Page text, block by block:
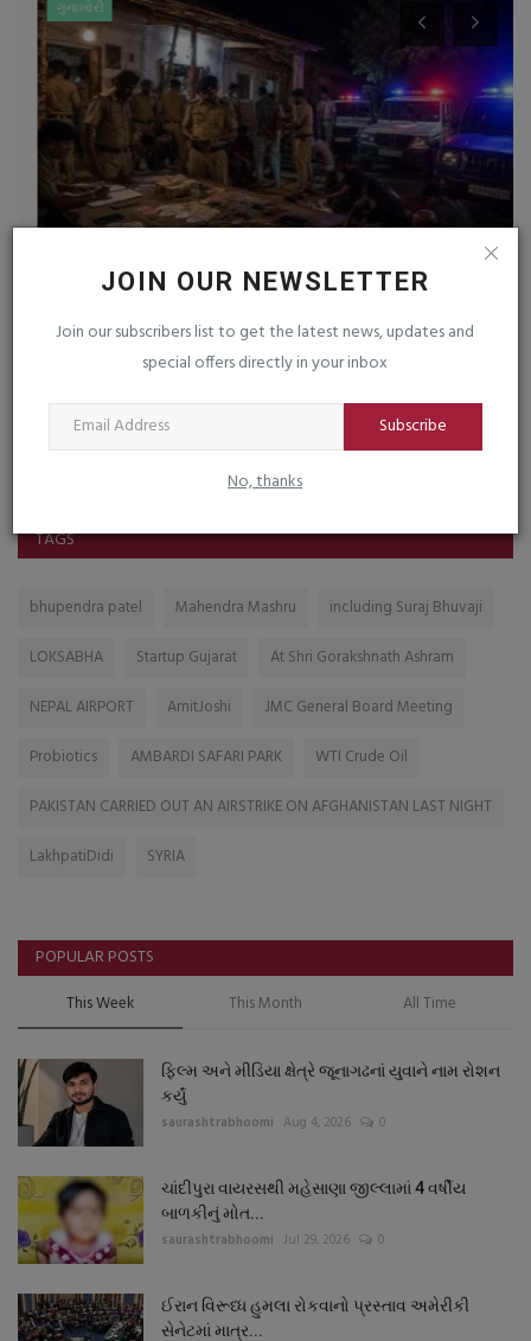
JOIN OUR NEWSLETTER
Join our subscribers list to get the latest news, updates and
special offers directly in your inbox
Subscribe
No, thanks
ગુનાખોરી
જુગારધામ...
TAGS
bhupendra patel Mahendra Mashru
including Suraj Bhuvaji
LOKSABHA
Startup Gujarat
At Shri Gorakshnath Ashram
NEPAL AIRPORT
AmitJoshi
JMC General Board Meeting
Probiotics
AMBARDI SAFARI PARK
WTI Crude Oil
PAKISTAN CARRIED OUT AN AIRSTRIKE ON AFGHANISTAN LAST NIGHT
LakhpatiDidi
SYRIA
POPULAR POSTS
This Week This Month All Time
ફિલ્મ અને મીડિયા ક્ષેત્રે જૂનાગઢનાં યુવાને નામ રોશન
કર્યું
saurashtrabhoomi Aug 4, 2026 0
ચાંદીપુરા વાયરસથી મહેસાણા જીલ્લામાં 4 વર્ષીય
બાળકીનું મોત...
saurashtrabhoomi Jul 29, 2026 0
ઈરાન વિરૂધ્ધ હુમલા રોકવાનો પ્રસ્તાવ અમેરીકી
સેનેટમાં માત્ર...